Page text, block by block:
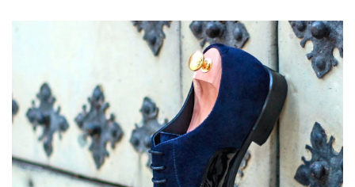
Paltoane bărbați
Accesorii bărbați
Lavalieră costum
Butoni cămașă mire
Papioane bărbați